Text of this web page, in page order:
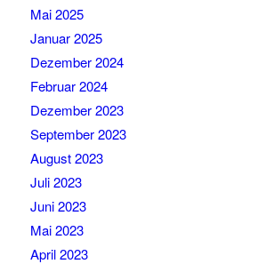
Mai 2025
Januar 2025
Dezember 2024
Februar 2024
Dezember 2023
September 2023
August 2023
Juli 2023
Juni 2023
Mai 2023
April 2023